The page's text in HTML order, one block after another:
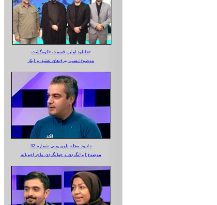
دانلود اولین قسمت «کوه‌گشت»
موضوع:نصب بیرق‌های عشق و ایثار
دانلود مجله تلویزیونی شماره 32
موضوع:ایرانگردی و جهانگردی ماجراجویانه